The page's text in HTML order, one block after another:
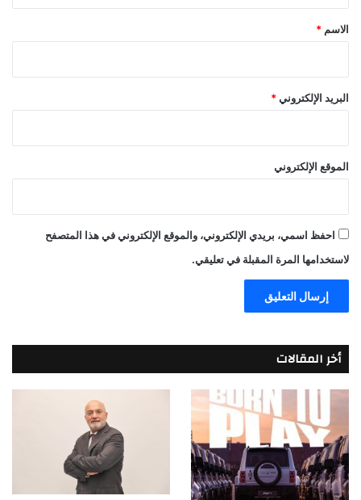
*
الاسم *
البريد الإلكتروني *
الموقع الإلكتروني
احفظ اسمي، بريدي الإلكتروني، والموقع الإلكتروني في هذا المتصفح
لاستخدامها المرة المقبلة في تعليقي.
أخر المقالات